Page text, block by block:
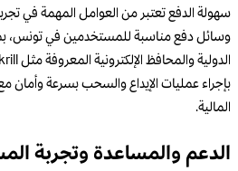
سهولة الدفع تعتبر من العوامل المهمة في
وسائل دفع مناسبة للمستخدمين في تونس،
بإجراء عمليات الإيداع والسحب بسرعة وأمان
المالية.
الدعم والمساعدة وتجربة